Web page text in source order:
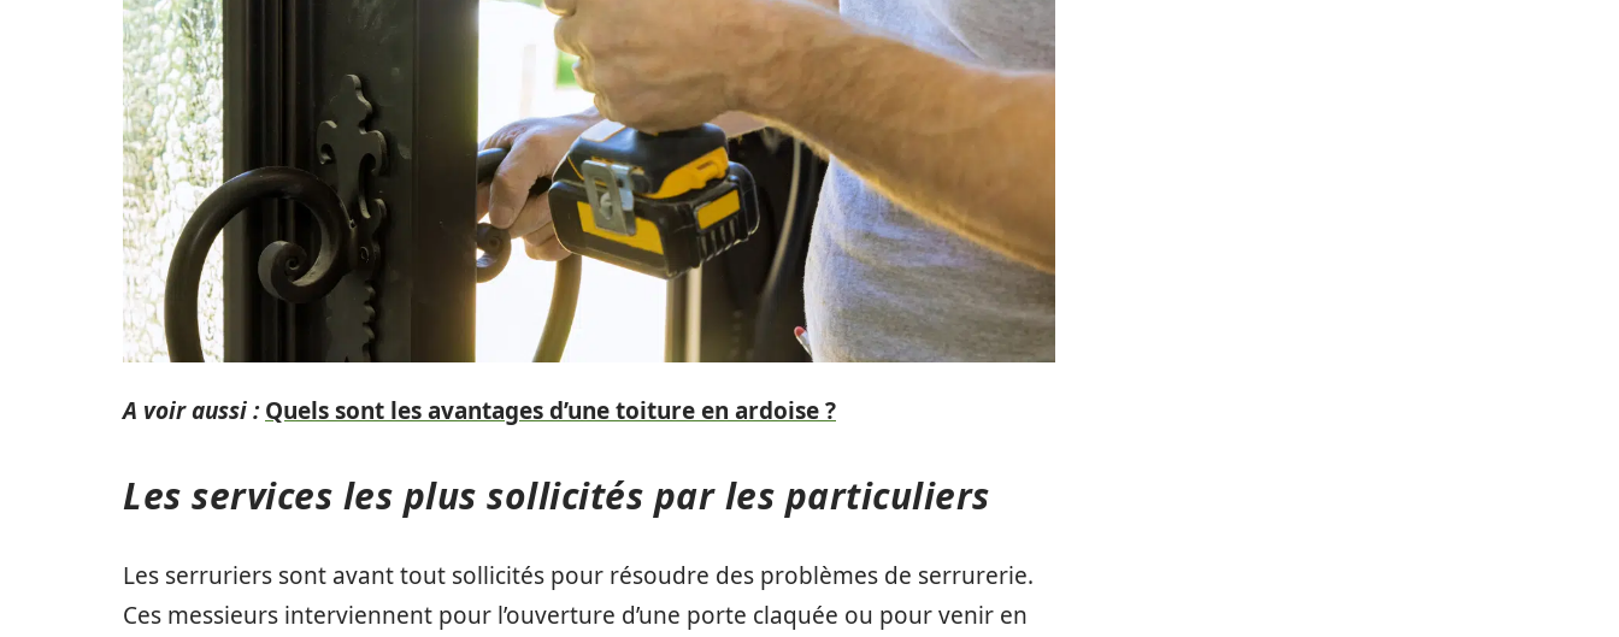
A voir aussi : Quels sont les avantages d’une toiture en ardoise ?
Les services les plus sollicités par les particuliers
Les serruriers sont avant tout sollicités pour résoudre des problèmes de serrurerie.
Ces messieurs interviennent pour l’ouverture d’une porte claquée ou pour venir en